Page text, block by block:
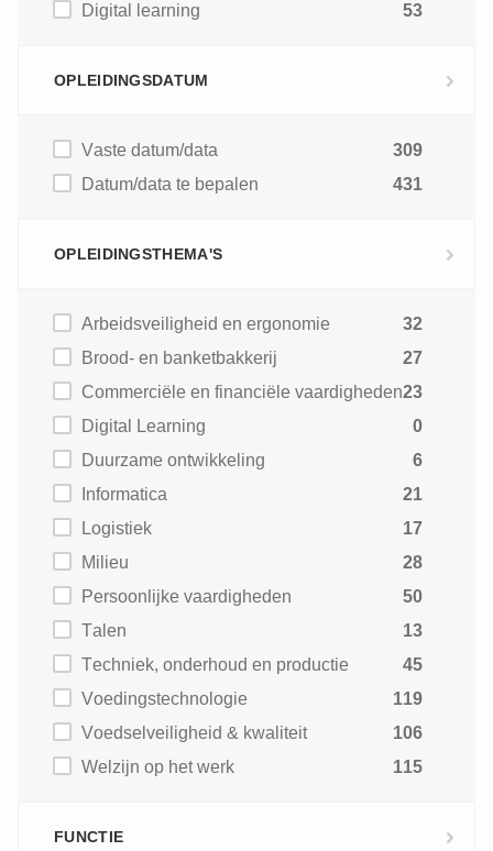
Digital learning
53
OPLEIDINGSDATUM
Vaste datum/data
309
Datum/data te bepalen
431
OPLEIDINGSTHEMA'S
Arbeidsveiligheid en ergonomie
32
Brood- en banketbakkerij
27
Commerciële en financiële vaardigheden23
Digital Learning
0
Duurzame ontwikkeling
6
Informatica
21
Logistiek
17
Milieu
28
Persoonlijke vaardigheden
50
Talen
13
Techniek, onderhoud en productie
45
Voedingstechnologie
119
Voedselveiligheid & kwaliteit
106
Welzijn op het werk
115
FUNCTIE